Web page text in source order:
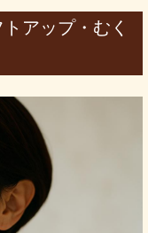
アップ・むく